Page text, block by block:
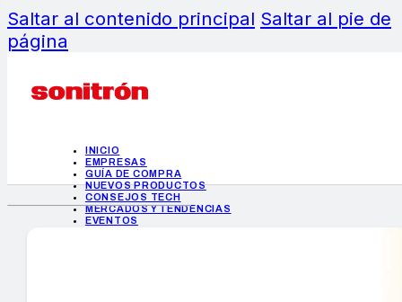
Saltar al contenido principal Saltar al pie de
página
INICIO
EMPRESAS
GUÍA DE COMPRA
NUEVOS PRODUCTOS
CONSEJOS TECH
MERCADOS Y TENDENCIAS
EVENTOS